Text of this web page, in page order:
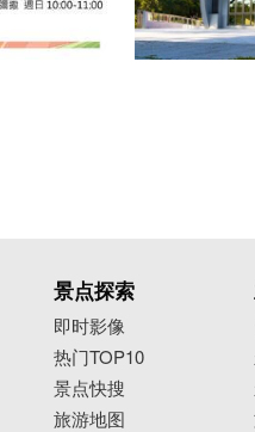
景点探索
即时影像
热门TOP10
景点快搜
旅游地图